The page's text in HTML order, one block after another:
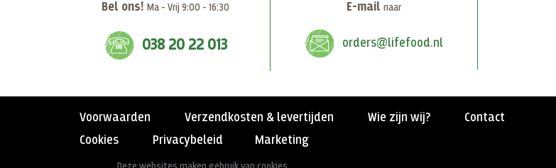
Bel ons!Ma - Vrij 9:00 - 16:30
038 20 22 013
E-mail naar
orders@lifefood.nl
Voorwaarden Verzendkosten & levertijden Wie zijn wij?
Contact
Cookies
Privacybeleid Marketing